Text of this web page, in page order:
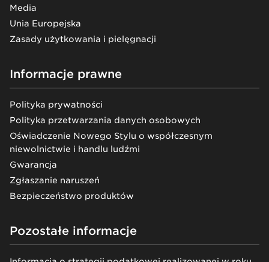
Media
Unia Europejska
Zasady użytkowania i pielęgnacji
Informacje prawne
Polityka prywatności
Polityka przetwarzania danych osobowych
Oświadczenie Nowego Stylu o współczesnym
niewolnictwie i handlu ludźmi
Gwarancja
Zgłaszanie naruszeń
Bezpieczeństwo produktów
Pozostałe informacje